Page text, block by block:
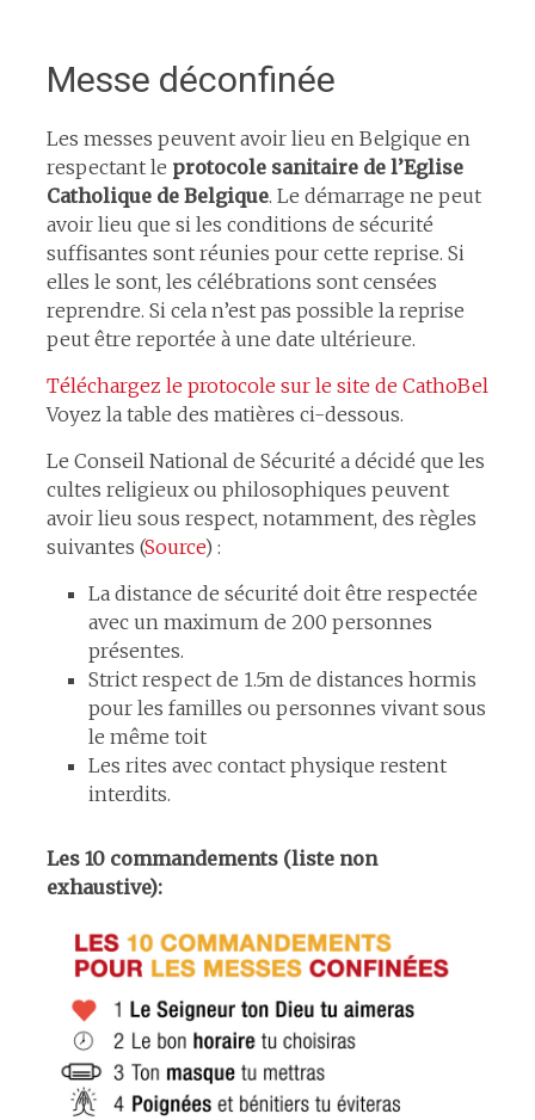
Messe déconfinée
Les messes peuvent avoir lieu en Belgique en
respectant le protocole sanitaire de l’Eglise
Catholique de Belgique. Le démarrage ne peut
avoir lieu que si les conditions de sécurité
suffisantes sont réunies pour cette reprise. Si
elles le sont, les célébrations sont censées
reprendre. Si cela n’est pas possible la reprise
peut être reportée à une date ultérieure.
Téléchargez le protocole sur le site de CathoBel
Voyez la table des matières ci-dessous.
Le Conseil National de Sécurité a décidé que les
cultes religieux ou philosophiques peuvent
avoir lieu sous respect, notamment, des règles
suivantes (Source) :
La distance de sécurité doit être respectée
avec un maximum de 200 personnes
présentes.
Strict respect de 1.5m de distances hormis
pour les familles ou personnes vivant sous
le même toit
Les rites avec contact physique restent
interdits.
Les 10 commandements (liste non
exhaustive):